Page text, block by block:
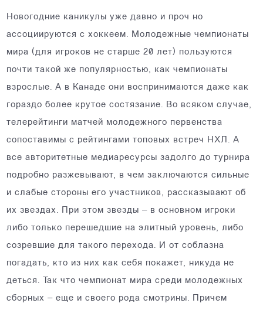
Новогодние каникулы уже давно и проч но
ассоциируются с хоккеем. Молодежные чемпионаты
мира (для игроков не старше 20 лет) пользуются
почти такой же популярностью, как чемпионаты
взрослые. А в Канаде они воспринимаются даже как
гораздо более крутое состязание. Во всяком случае,
телерейтинги матчей молодежного первенства
сопоставимы с рейтингами топовых встреч НХЛ. А
все авторитетные медиаресурсы задолго до турнира
подробно разжевывают, в чем заключаются сильные
и слабые стороны его участников, рассказывают об
их звездах. При этом звезды – в основном игроки
либо только перешедшие на элитный уровень, либо
созревшие для такого перехода. И от соблазна
погадать, кто из них как себя покажет, никуда не
деться. Так что чемпионат мира среди молодежных
сборных – еще и своего рода смотрины. Причем